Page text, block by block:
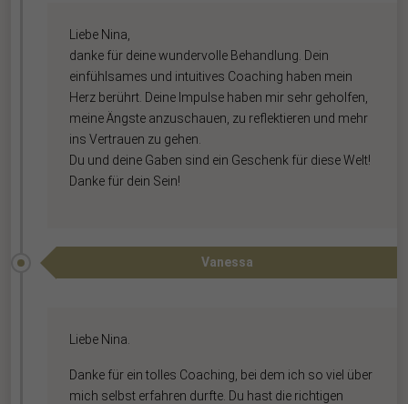
Liebe Nina,
danke für deine wundervolle Behandlung. Dein
einfühlsames und intuitives Coaching haben mein
Herz berührt. Deine Impulse haben mir sehr geholfen,
meine Ängste anzuschauen, zu reflektieren und mehr
ins Vertrauen zu gehen.
Du und deine Gaben sind ein Geschenk für diese Welt!
Danke für dein Sein!
Vanessa
Liebe Nina.
Danke für ein tolles Coaching, bei dem ich so viel über
mich selbst erfahren durfte. Du hast die richtigen